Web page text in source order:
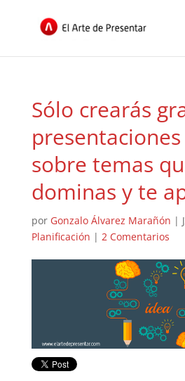
Sólo crearás
sobre temas
dominas y te
por Gonzalo Álvarez Marañón |
Planificación | 2 Comentarios